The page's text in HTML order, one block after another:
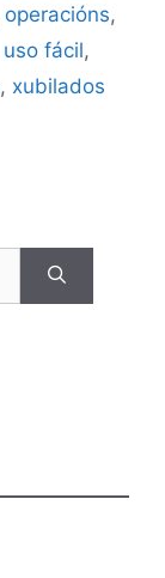
operacións,
uso fácil,
, xubilados